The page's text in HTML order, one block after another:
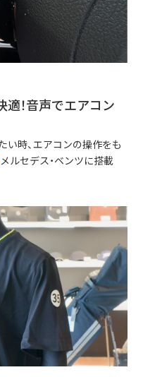
適！音声でエアコン
い時、エアコンの操作をも
メルセデス・ベンツに搭載